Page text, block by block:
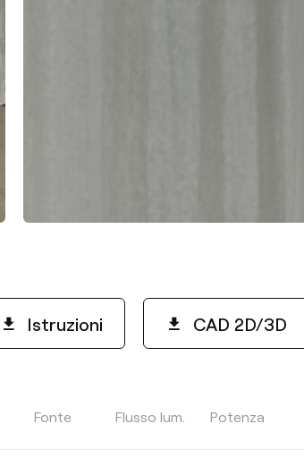
Istruzioni CAD 2D/3D
Fonte Flusso lum. Potenza